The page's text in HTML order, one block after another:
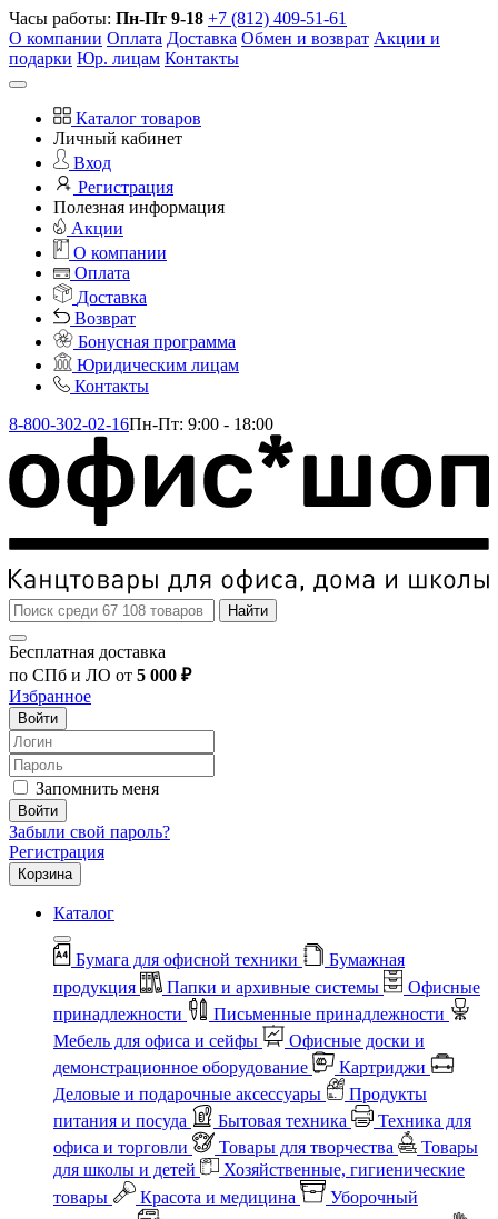
Часы работы: Пн-Пт 9-18 +7 (812) 409-51-61
О компании Оплата Доставка Обмен и возврат Акции и
подарки Юр. лицам Контакты
Каталог товаров
Личный кабинет
Вход
Регистрация
Полезная информация
Акции
О компании
Оплата
Доставка
Возврат
Бонусная программа
Юридическим лицам
Контакты
8-800-302-02-16Пн-Пт: 9:00 - 18:00
Найти
Бесплатная доставка
по СПб и ЛО от 5 000 ₽
Избранное
Войти
Запомнить меня
Войти
Забыли свой пароль?
Регистрация
Корзина
Каталог
Бумага для офисной техники
Бумажная
продукция
Папки и архивные системы
Офисные
принадлежности
Письменные принадлежности
Мебель для офиса и сейфы
Офисные доски и
демонстрационное оборудование
Картриджи
Деловые и подарочные аксессуары
Продукты
питания и посуда
Бытовая техника
Техника для
офиса и торговли
Товары для творчества
Товары
для школы и детей
Хозяйственные, гигиенические
товары
Красота и медицина
Уборочный